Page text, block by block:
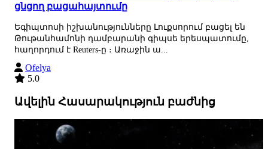
ցնցող բացահայտումը
Եգիպտոսի իշխանությունները Լուքսորում բացել են
Թութանհամոնի դամբարանի գիպսե երեսպատումը,
հաղորդում է Reuters-ը ։ Առաջին ա...
Ofelya
5.0
Ավելին Հասարակություն բաժնից